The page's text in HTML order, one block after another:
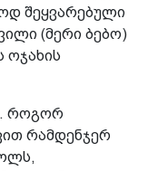
შეყვარებული
(მერი ბებო)
ოჯახის
როგორ
რამდენჯერ